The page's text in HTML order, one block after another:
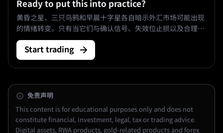
Ready to put this into practice?
黄昏之星、三只乌鸦和早晨十字星各自暗示外汇市场可能出现
的情绪转变。只有当它们与确认信号、失效位止损以及合理的
仓位规模相结合时，才变得可交易。
Start trading
免责声明
This content is for educational purposes only and does not
constitute financial, investment, legal, tax or trading advice.
Digital assets, RWA products, gold-related products and forex